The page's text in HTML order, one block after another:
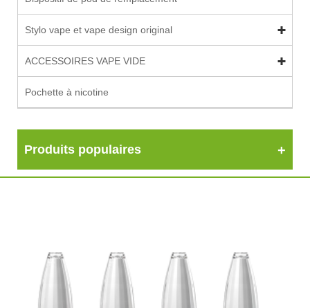
Stylo vape et vape design original
ACCESSOIRES VAPE VIDE
Pochette à nicotine
Produits populaires